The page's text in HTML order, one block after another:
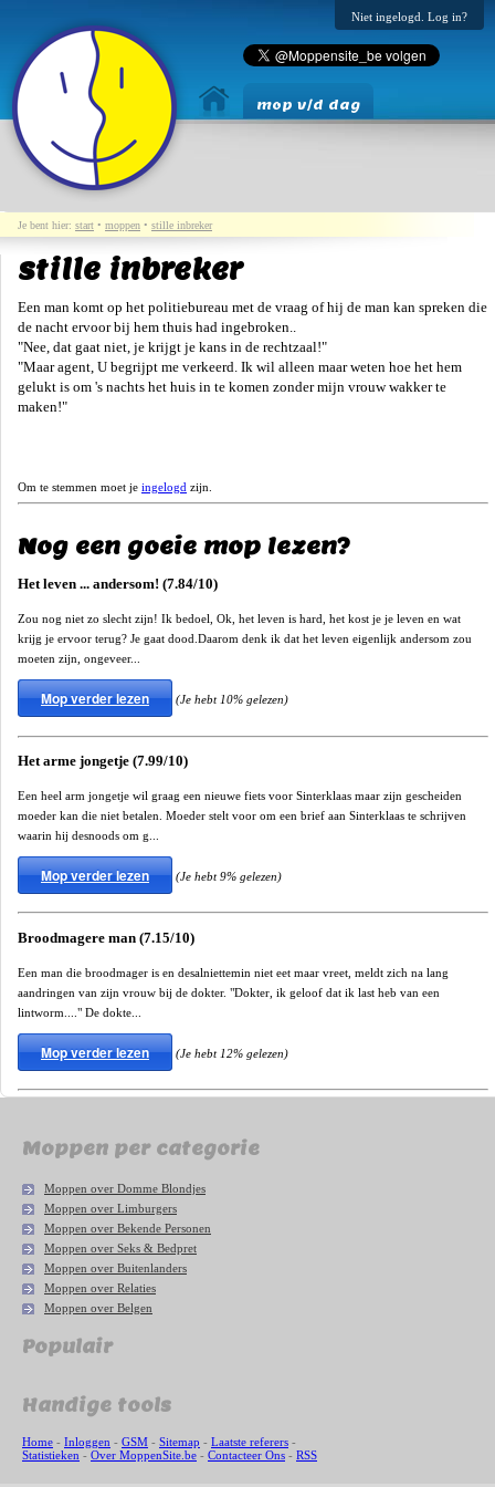
Niet ingelogd. Log in?
mop v/d dag
Je bent hier: start • moppen • stille inbreker
stille inbreker
Een man komt op het politiebureau met de vraag of hij de man kan spreken die
de nacht ervoor bij hem thuis had ingebroken..
"Nee, dat gaat niet, je krijgt je kans in de rechtzaal!"
"Maar agent, U begrijpt me verkeerd. Ik wil alleen maar weten hoe het hem
gelukt is om 's nachts het huis in te komen zonder mijn vrouw wakker te
maken!"
Om te stemmen moet je ingelogd zijn.
Nog een goeie mop lezen?
Het leven ... andersom! (7.84/10)
Zou nog niet zo slecht zijn! Ik bedoel, Ok, het leven is hard, het kost je je leven en wat
krijg je ervoor terug? Je gaat dood.Daarom denk ik dat het leven eigenlijk andersom zou
moeten zijn, ongeveer...
Mop verder lezen (Je hebt 10% gelezen)
Het arme jongetje (7.99/10)
Een heel arm jongetje wil graag een nieuwe fiets voor Sinterklaas maar zijn gescheiden
moeder kan die niet betalen. Moeder stelt voor om een brief aan Sinterklaas te schrijven
waarin hij desnoods om g...
Mop verder lezen (Je hebt 9% gelezen)
Broodmagere man (7.15/10)
Een man die broodmager is en desalniettemin niet eet maar vreet, meldt zich na lang
aandringen van zijn vrouw bij de dokter. "Dokter, ik geloof dat ik last heb van een
lintworm...." De dokte...
Mop verder lezen (Je hebt 12% gelezen)
Moppen per categorie
Moppen over Domme Blondjes
Moppen over Limburgers
Moppen over Bekende Personen
Moppen over Seks & Bedpret
Moppen over Buitenlanders
Moppen over Relaties
Moppen over Belgen
Populair
Handige tools
Home - Inloggen - GSM - Sitemap - Laatste referers -
Statistieken - Over MoppenSite.be - Contacteer Ons - RSS